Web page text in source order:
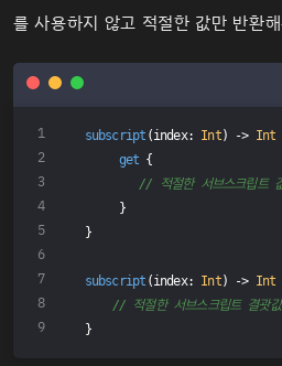
를 사용하지 않고 적절한 값만 반환
subscript (index: Int) -> Int
get {
// 적절한 서브스크립트
     }
}
subscript (index: Int) -> Int
// 적절한 서브스크립트 결괏
}